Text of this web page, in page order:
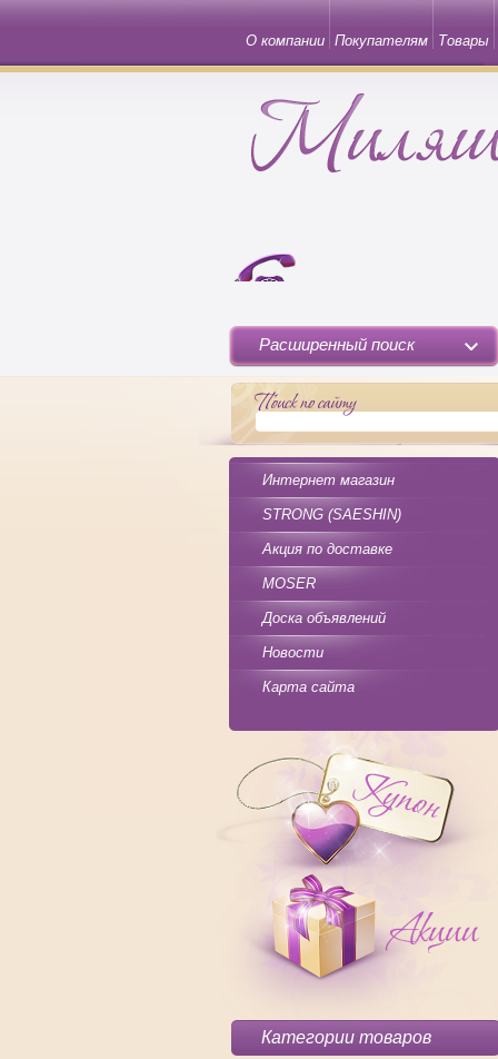
О компании Покупателям Товары
Расширенный поиск
Интернет магазин
STRONG (SAESHIN)
Акция по доставке
MOSER
Доска объявлений
Новости
Карта сайта
Категории товаров